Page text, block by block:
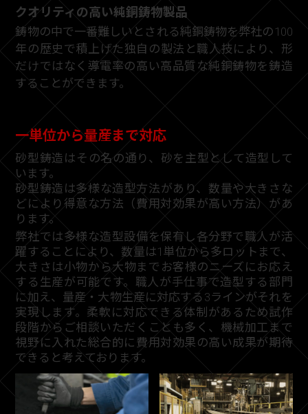
クオリティの高い純銅鋳物製品
鋳物の中で一番難しいとされる純銅鋳物を弊社の100
年の歴史で積上げた独自の製法と職人技により、形
だけではなく導電率の高い高品質な純銅鋳物を鋳造
することができます。
一単位から量産まで対応
砂型鋳造はその名の通り、砂を主型として造型して
います。
砂型鋳造は多様な造型方法があり、数量や大きさな
どにより得意な方法（費用対効果が高い方法）があ
ります。
弊社では多様な造型設備を保有し各分野で職人が活
躍することにより、数量は1単位から多ロットまで、
大きさは小物から大物までお客様のニーズにお応え
する生産が可能です。職人が手仕事で造型する部門
に加え、量産・大物生産に対応する3ラインがそれを
実現します。柔軟に対応できる体制があるため試作
段階からご相談いただくことも多く、機械加工まで
視野に入れた総合的に費用対効果の高い成果が期待
できると考えております。